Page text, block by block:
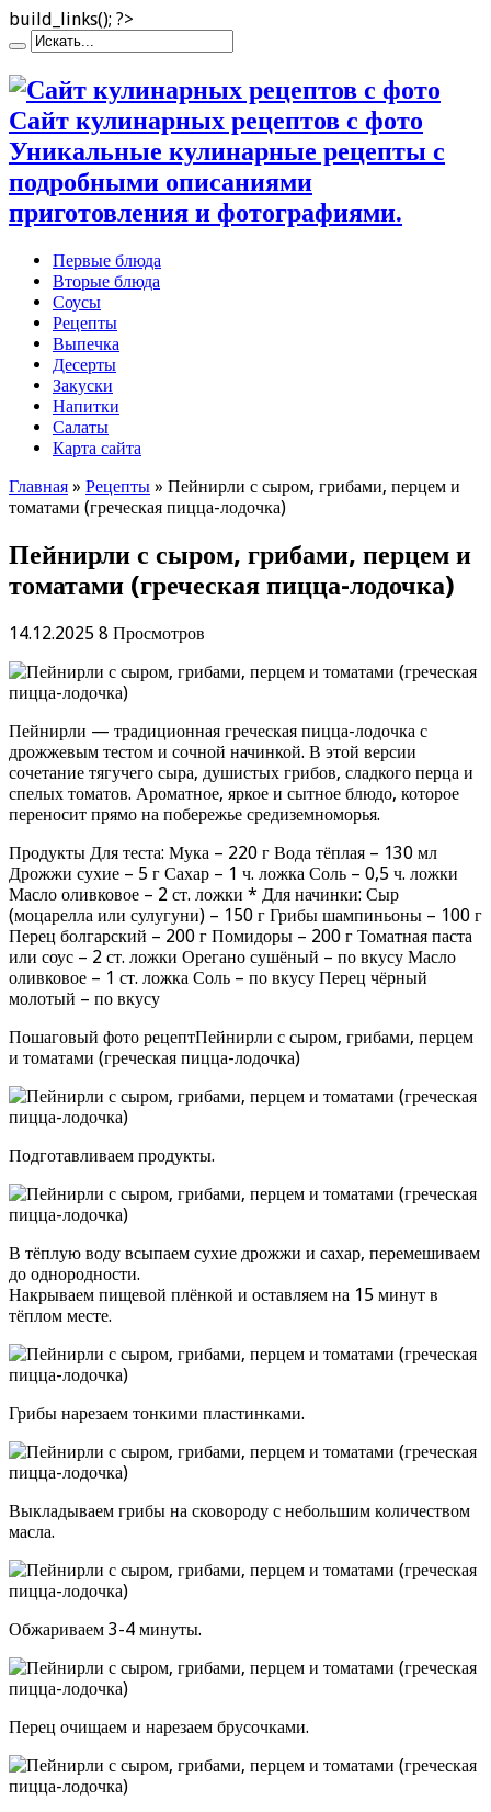
build_links(); ?>
Сайт кулинарных рецептов с фото
Уникальные кулинарные рецепты с
подробными описаниями
приготовления и фотографиями.
Первые блюда
Вторые блюда
Соусы
Рецепты
Выпечка
Десерты
Закуски
Напитки
Салаты
Карта сайта
Главная » Рецепты » Пейнирли с сыром, грибами, перцем и
томатами (греческая пицца-лодочка)
Пейнирли с сыром, грибами, перцем и
томатами (греческая пицца-лодочка)
14.12.2025 8 Просмотров
Пейнирли — традиционная греческая пицца-лодочка с
дрожжевым тестом и сочной начинкой. В этой версии
сочетание тягучего сыра, душистых грибов, сладкого перца и
спелых томатов. Ароматное, яркое и сытное блюдо, которое
переносит прямо на побережье средиземноморья.
Продукты Для теста: Мука – 220 г Вода тёплая – 130 мл
Дрожжи сухие – 5 г Сахар – 1 ч. ложка Соль – 0,5 ч. ложки
Масло оливковое – 2 ст. ложки * Для начинки: Сыр
(моцарелла или сулугуни) – 150 г Грибы шампиньоны – 100 г
Перец болгарский – 200 г Помидоры – 200 г Томатная паста
или соус – 2 ст. ложки Орегано сушёный – по вкусу Масло
оливковое – 1 ст. ложка Соль – по вкусу Перец чёрный
молотый – по вкусу
Пошаговый фото рецептПейнирли с сыром, грибами, перцем
и томатами (греческая пицца-лодочка)
Подготавливаем продукты.
В тёплую воду всыпаем сухие дрожжи и сахар, перемешиваем
до однородности.
Накрываем пищевой плёнкой и оставляем на 15 минут в
тёплом месте.
Грибы нарезаем тонкими пластинками.
Выкладываем грибы на сковороду с небольшим количеством
масла.
Обжариваем 3-4 минуты.
Перец очищаем и нарезаем брусочками.